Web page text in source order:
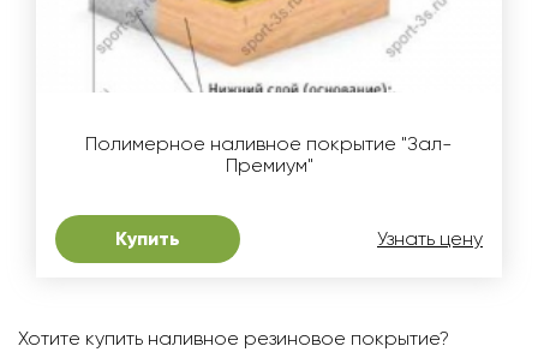
Полимерное наливное покрытие "Зал-
Премиум"
Купить Узнать цену
Хотите купить наливное резиновое покрытие?